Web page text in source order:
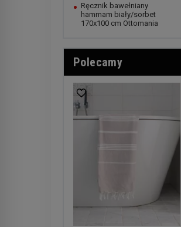
Ręcznik bawełniany
hammam biały/sorbet
170x100 cm Ottomania
Polecamy